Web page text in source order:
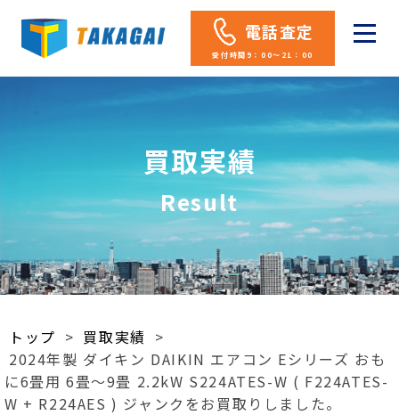
電話査定
受付時間9：00～21：00
買取実績
Result
トップ > 買取実績 >
2024年製 ダイキン DAIKIN エアコン Eシリーズ おも
に6畳用 6畳～9畳 2.2kW S224ATES-W ( F224ATES-
W + R224AES ) ジャンクをお買取りしました。